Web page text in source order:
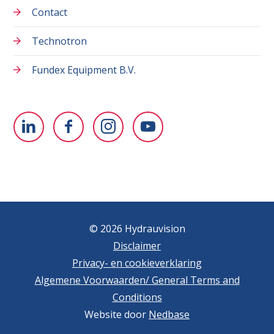
Contact
Technotron
Fundex Equipment B.V.
© 2026 Hydrauvision
Disclaimer
Privacy- en cookieverklaring
Algemene Voorwaarden/ General Terms and
Conditions
Website door Nedbase